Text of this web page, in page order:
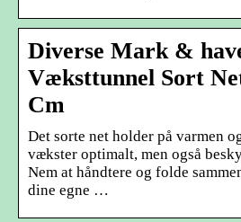
Diverse Mark &
Væksttunnel Sort
Cm
Det sorte net holder på varmen
vækster optimalt, men også
Nem at håndtere og folde
dine egne …